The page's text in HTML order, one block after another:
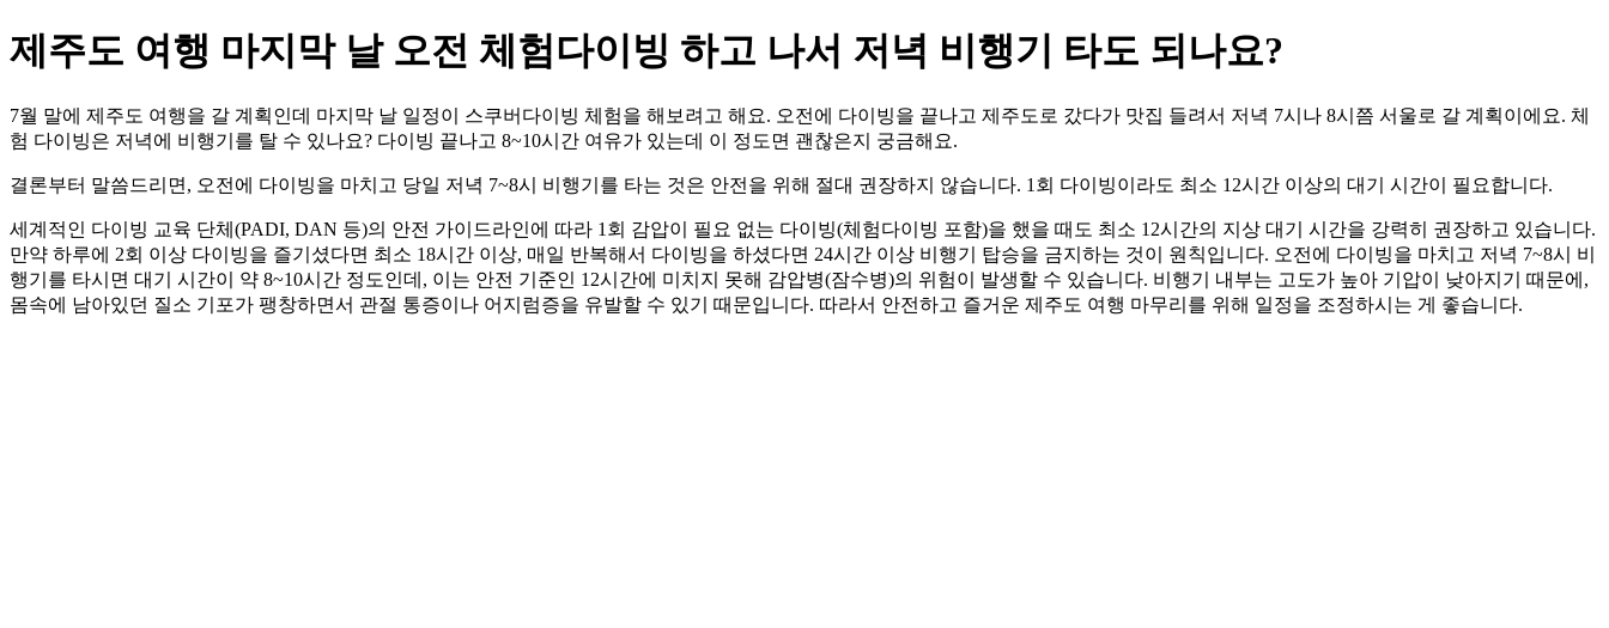
제주도 여행 마지막 날 오전 체험다이빙 하고 나서 저녁 비행기 타도 되나요?
7월 말에 제주도 여행을 갈 계획인데 마지막 날 일정이 스쿠버다이빙 체험을 해보려고 해요. 오전에 다이빙을 끝나고 제주도로 갔다가 맛집 들려서 저녁 7시나 8시쯤 서울로 갈 계획이에요. 체
험 다이빙은 저녁에 비행기를 탈 수 있나요? 다이빙 끝나고 8~10시간 여유가 있는데 이 정도면 괜찮은지 궁금해요.
결론부터 말씀드리면, 오전에 다이빙을 마치고 당일 저녁 7~8시 비행기를 타는 것은 안전을 위해 절대 권장하지 않습니다. 1회 다이빙이라도 최소 12시간 이상의 대기 시간이 필요합니다.
세계적인 다이빙 교육 단체(PADI, DAN 등)의 안전 가이드라인에 따라 1회 감압이 필요 없는 다이빙(체험다이빙 포함)을 했을 때도 최소 12시간의 지상 대기 시간을 강력히 권장하고 있습니다.
만약 하루에 2회 이상 다이빙을 즐기셨다면 최소 18시간 이상, 매일 반복해서 다이빙을 하셨다면 24시간 이상 비행기 탑승을 금지하는 것이 원칙입니다. 오전에 다이빙을 마치고 저녁 7~8시 비
행기를 타시면 대기 시간이 약 8~10시간 정도인데, 이는 안전 기준인 12시간에 미치지 못해 감압병(잠수병)의 위험이 발생할 수 있습니다. 비행기 내부는 고도가 높아 기압이 낮아지기 때문에,
몸속에 남아있던 질소 기포가 팽창하면서 관절 통증이나 어지럼증을 유발할 수 있기 때문입니다. 따라서 안전하고 즐거운 제주도 여행 마무리를 위해 일정을 조정하시는 게 좋습니다.